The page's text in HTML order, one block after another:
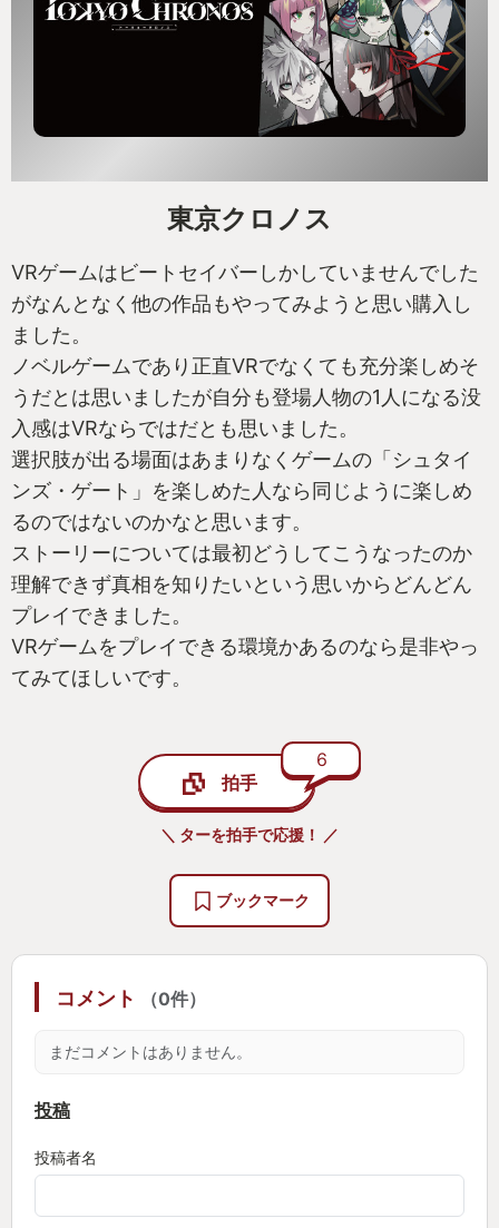
東京クロノス
VRゲームはビートセイバーしかしていませんでした
がなんとなく他の作品もやってみようと思い購入し
ました。
ノベルゲームであり正直VRでなくても充分楽しめそ
うだとは思いましたが自分も登場人物の1人になる没
入感はVRならではだとも思いました。
選択肢が出る場面はあまりなくゲームの「シュタイ
ンズ・ゲート」を楽しめた人なら同じように楽しめ
るのではないのかなと思います。
ストーリーについては最初どうしてこうなったのか
理解できず真相を知りたいという思いからどんどん
プレイできました。
VRゲームをプレイできる環境かあるのなら是非やっ
てみてほしいです。
拍手
6
＼ ターを拍手で応援！ ／
ブックマーク
コメント （0件）
まだコメントはありません。
投稿
投稿者名